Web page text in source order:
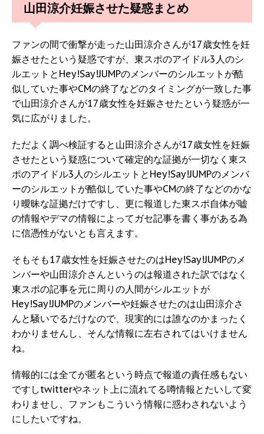
山田涼介妊娠させた疑惑まとめ
ファンの間で衝撃が走った山田涼介さんが17歳女性を妊
娠させたという疑惑ですが、東スポのアイドル3人のシ
ルエットとHey!Say!JUMPのメンバーのシルエットが酷
似していた事やCMの終了などのタイミングが一致した事
で山田涼介さんが17歳女性を妊娠させたという疑惑が一
気に広がりました。
ただよく調べ検証すると山田涼介さんが17歳女性を妊娠
させたという疑惑について確定的な証拠が一切なく東ス
ポのアイドル3人のシルエットとHey!Say!JUMPのメンバ
ーのシルエットが酷似していた事やCMの終了などのかな
り曖昧な証拠だけですし、更に報道した東スポ自体が嘘
の情報やデマの情報によってガセ記事を書く事がある為
に信憑性がないとも言えます。
そもそも17歳女性を妊娠させたのはHey!Say!JUMPのメ
ンバーや山田涼介さんというのは報道された訳ではなく
東スポの記事を元に周りの人間がシルエットが
Hey!Say!JUMPのメンバーや妊娠させたのは山田涼介さ
んと騒いでるだけなので、現実的には誰なのかまったく
わかりませんし、そんな情報に左右されてはいけません
ね。
情報的には全てが匿名という時点で報道の責任感もない
ですしtwitterやネット上に流れてる噂情報とたいして変
わりませし、ファンもこういう情報に惑わされないよう
にしたいですね。